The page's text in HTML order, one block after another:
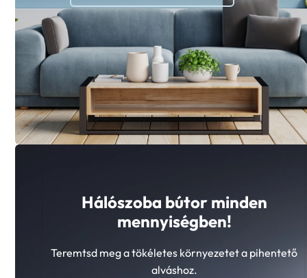
Hálószoba bútor minden
mennyiségben!
Teremtsd meg a tökéletes környezetet a pihentető
alváshoz.